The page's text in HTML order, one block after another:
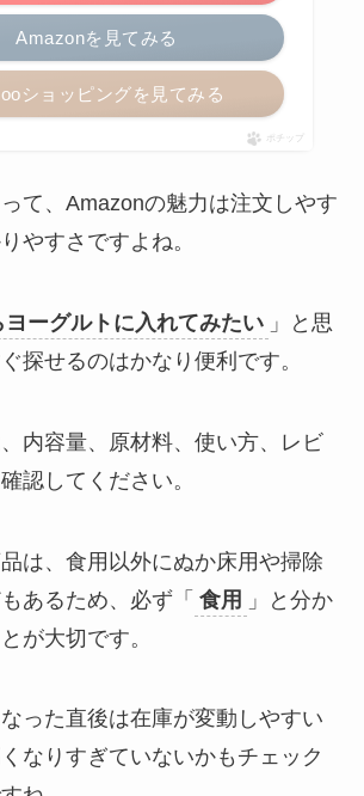
Amazonを見てみる
ショッピングを見てみる
ポチップ
て、Amazonの魅力は注文しやす
やすさですよね。
ーグルトに入れてみたい 」と思
探せるのはかなり便利です。
内容量、原材料、使い方、レビ
認してください。
は、食用以外にぬか床用や掃除
あるため、必ず「 食用
」と分か
が大切です。
った直後は在庫が変動しやすい
なりすぎていないかもチェック